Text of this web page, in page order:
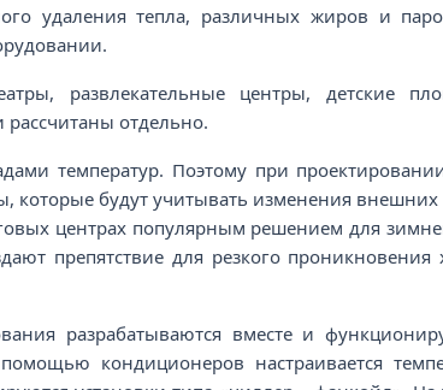
удаления тепла, различных жиров и
развлекательные центры, детские
отдельно.
температур. Поэтому при
которые будут учитывать изменения
центрах популярным решением для
препятствие для резкого проникновения
разрабатываются вместе и
кондиционеров настраивается